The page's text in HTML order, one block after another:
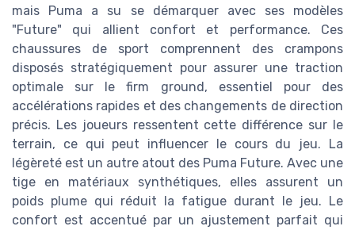
mais Puma a su se démarquer avec ses modèles
"Future" qui allient confort et performance. Ces
chaussures de sport comprennent des crampons
disposés stratégiquement pour assurer une traction
optimale sur le firm ground, essentiel pour des
accélérations rapides et des changements de direction
précis. Les joueurs ressentent cette différence sur le
terrain, ce qui peut influencer le cours du jeu. La
légèreté est un autre atout des Puma Future. Avec une
tige en matériaux synthétiques, elles assurent un
poids plume qui réduit la fatigue durant le jeu. Le
confort est accentué par un ajustement parfait qui